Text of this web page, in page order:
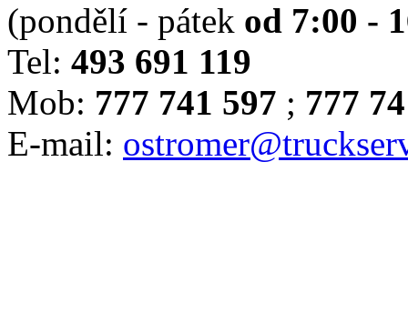
(pondělí - pátek od 7:00 -
Tel: 493 691 119
Mob: 777 741 597 ; 777
E-mail: